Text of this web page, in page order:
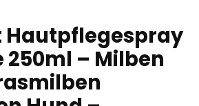
Hautpflegespray
250ml – Milben